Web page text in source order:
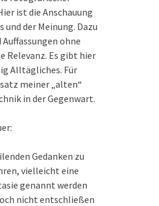
ist die Anschauung
der Meinung. Dazu
ohne
Relevanz. Es gibt hier
Alltägliches. Für
meiner „alten“
in der Gegenwart.
Gedanken zu
vielleicht eine
genannt werden
nicht entschließen